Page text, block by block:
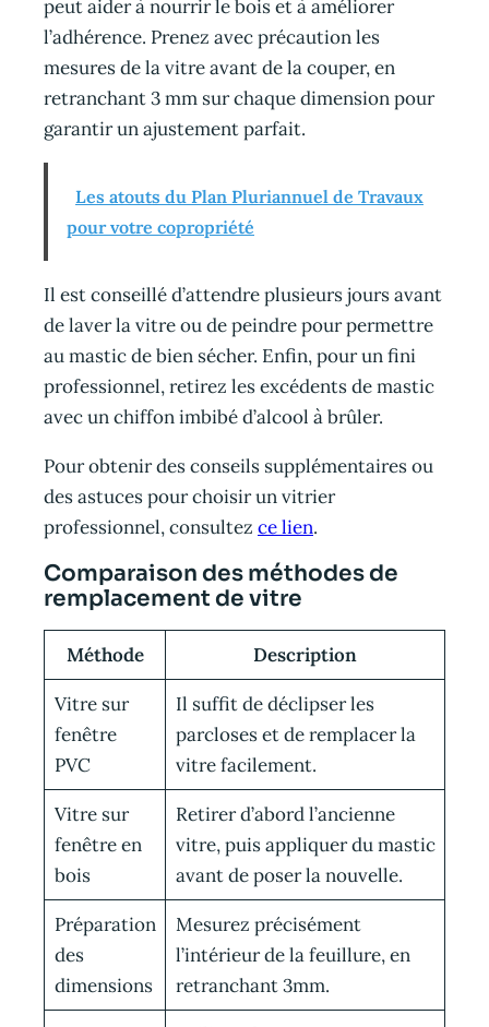
peut aider à nourrir le bois et à améliorer
l’adhérence. Prenez avec précaution les
mesures de la vitre avant de la couper, en
retranchant 3 mm sur chaque dimension pour
garantir un ajustement parfait.
Les atouts du Plan Pluriannuel de Travaux
pour votre copropriété
Il est conseillé d’attendre plusieurs jours avant
de laver la vitre ou de peindre pour permettre
au mastic de bien sécher. Enfin, pour un fini
professionnel, retirez les excédents de mastic
avec un chiffon imbibé d’alcool à brûler.
Pour obtenir des conseils supplémentaires ou
des astuces pour choisir un vitrier
professionnel, consultez ce lien.
Comparaison des méthodes de
remplacement de vitre
Méthode Description
Vitre sur
fenêtre
PVC
Il suffit de déclipser les
parcloses et de remplacer la
vitre facilement.
Vitre sur
fenêtre en
bois
Retirer d’abord l’ancienne
vitre, puis appliquer du mastic
avant de poser la nouvelle.
Préparation
des
dimensions
Mesurez précisément
l’intérieur de la feuillure, en
retranchant 3mm.